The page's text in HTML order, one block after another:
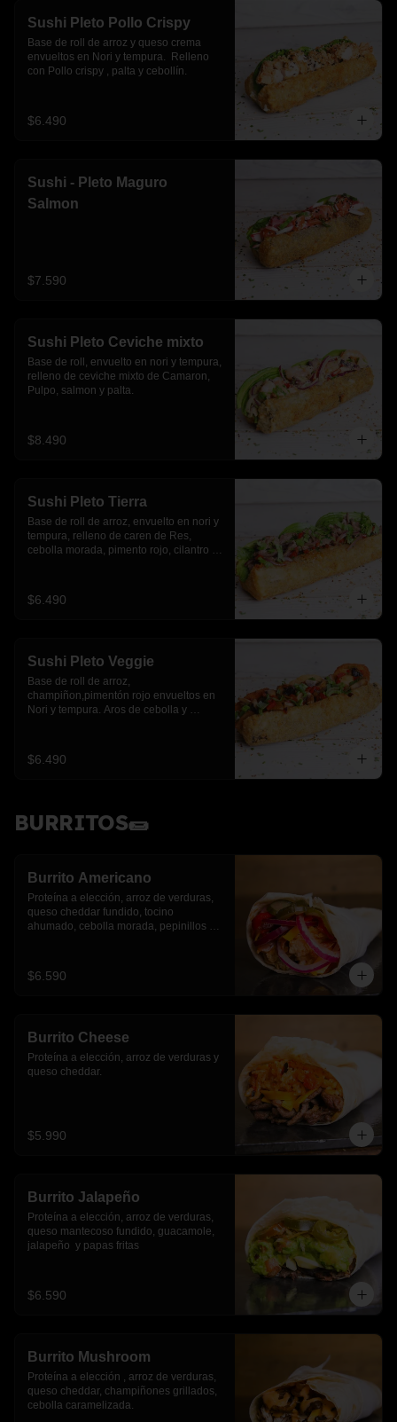
Sushi Pleto Pollo Crispy
Base de roll de arroz y queso crema
envueltos en Nori y tempura.  Relleno
con Pollo crispy , palta y cebollín.
$6.490
Sushi - Pleto Maguro
Salmon
$7.590
Sushi Pleto Ceviche mixto
Base de roll, envuelto en nori y tempura,
relleno de ceviche mixto de Camaron,
Pulpo, salmon y palta.
$8.490
Sushi Pleto Tierra
Base de roll de arroz, envuelto en nori y
tempura, relleno de caren de Res,
cebolla morada, pimento rojo, cilantro y
$6.490
Sushi Pleto Veggie
Base de roll de arroz,
champiñon,pimentón rojo envueltos en
Nori y tempura. Aros de cebolla y
$6.490
BURRITOS🌯
Burrito Americano
Proteína a elección, arroz de verduras,
queso cheddar fundido, tocino
ahumado, cebolla morada, pepinillos y
$6.590
Burrito Cheese
Proteína a elección, arroz de verduras y
queso cheddar.
$5.990
Burrito Jalapeño
Proteína a elección, arroz de verduras,
queso mantecoso fundido, guacamole,
jalapeño  y papas fritas
$6.590
Burrito Mushroom
Proteína a elección , arroz de verduras,
queso cheddar, champiñones grillados,
cebolla caramelizada.